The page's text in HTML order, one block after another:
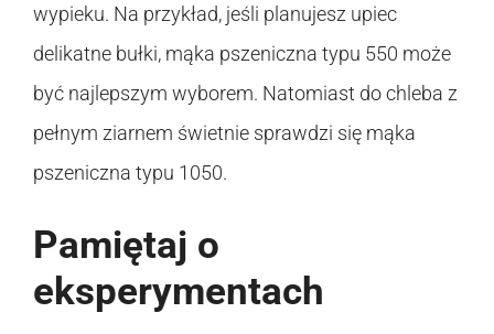
wypieku. Na przykład, jeśli planujesz upiec
delikatne bułki, mąka pszeniczna typu 550 może
być najlepszym wyborem. Natomiast do chleba z
pełnym ziarnem świetnie sprawdzi się mąka
pszeniczna typu 1050.
Pamiętaj o
eksperymentach